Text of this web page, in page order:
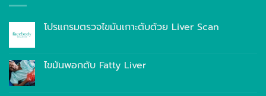
โปรแกรมตรวจไขมันเกาะตับด้วย Liver Scan
ไขมันพอกตับ Fatty Liver